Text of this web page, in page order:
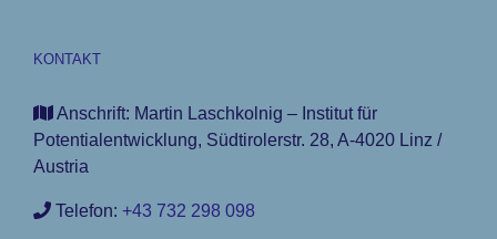
KONTAKT
Anschrift: Martin Laschkolnig – Institut für
Potentialentwicklung, Südtirolerstr. 28, A-4020 Linz /
Austria
Telefon: +43 732 298 098